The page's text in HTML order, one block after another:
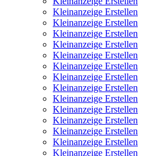
Kleinanzeige Erstellen
Kleinanzeige Erstellen
Kleinanzeige Erstellen
Kleinanzeige Erstellen
Kleinanzeige Erstellen
Kleinanzeige Erstellen
Kleinanzeige Erstellen
Kleinanzeige Erstellen
Kleinanzeige Erstellen
Kleinanzeige Erstellen
Kleinanzeige Erstellen
Kleinanzeige Erstellen
Kleinanzeige Erstellen
Kleinanzeige Erstellen